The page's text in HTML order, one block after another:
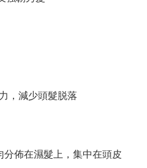
，減少頭髮脱落
佈在濕髮上，集中在頭皮